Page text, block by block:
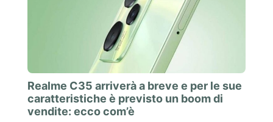
Realme C35 arriverà a breve e per le sue
caratteristiche è previsto un boom di
vendite: ecco com’è